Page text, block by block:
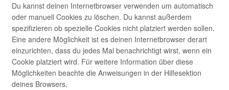
Du kannst deinen Internetbrowser verwenden um automatisch
oder manuell Cookies zu löschen. Du kannst außerdem
spezifizieren ob spezielle Cookies nicht platziert werden sollen.
Eine andere Möglichkeit ist es deinen Internetbrowser derart
einzurichten, dass du jedes Mal benachrichtigt wirst, wenn ein
Cookie platziert wird. Für weitere Information über diese
Möglichkeiten beachte die Anweisungen in der Hilfesektion
deines Browsers.